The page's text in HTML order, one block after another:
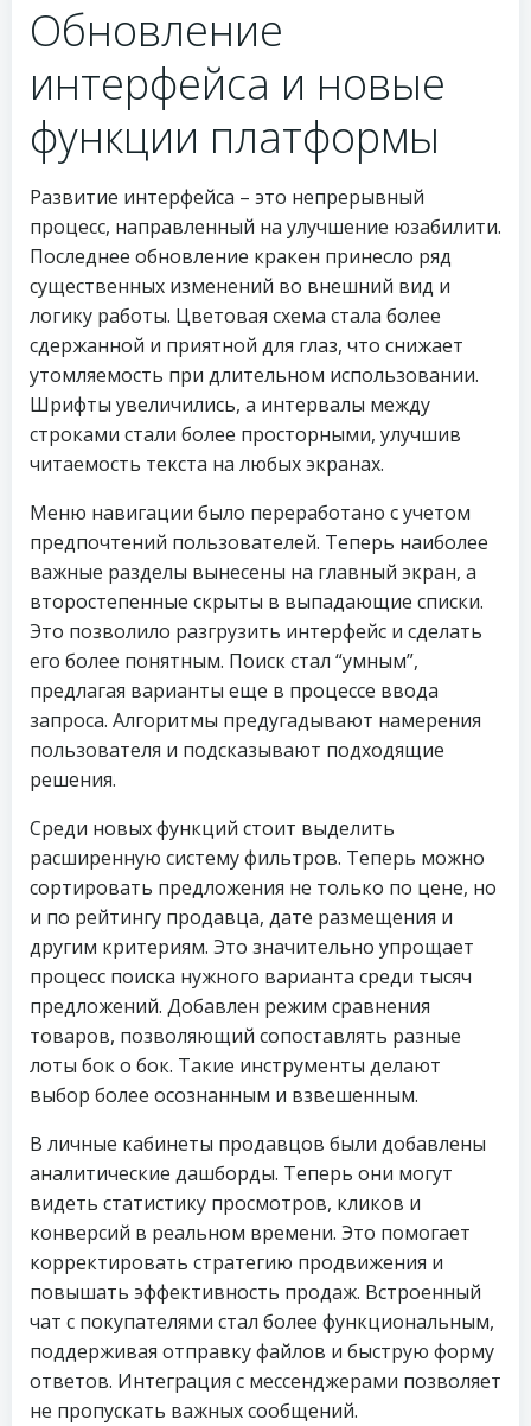
Обновление
интерфейса и новые
функции платформы
Развитие интерфейса – это непрерывный
процесс, направленный на улучшение юзабилити.
Последнее обновление кракен принесло ряд
существенных изменений во внешний вид и
логику работы. Цветовая схема стала более
сдержанной и приятной для глаз, что снижает
утомляемость при длительном использовании.
Шрифты увеличились, а интервалы между
строками стали более просторными, улучшив
читаемость текста на любых экранах.
Меню навигации было переработано с учетом
предпочтений пользователей. Теперь наиболее
важные разделы вынесены на главный экран, а
второстепенные скрыты в выпадающие списки.
Это позволило разгрузить интерфейс и сделать
его более понятным. Поиск стал “умным”,
предлагая варианты еще в процессе ввода
запроса. Алгоритмы предугадывают намерения
пользователя и подсказывают подходящие
решения.
Среди новых функций стоит выделить
расширенную систему фильтров. Теперь можно
сортировать предложения не только по цене, но
и по рейтингу продавца, дате размещения и
другим критериям. Это значительно упрощает
процесс поиска нужного варианта среди тысяч
предложений. Добавлен режим сравнения
товаров, позволяющий сопоставлять разные
лоты бок о бок. Такие инструменты делают
выбор более осознанным и взвешенным.
В личные кабинеты продавцов были добавлены
аналитические дашборды. Теперь они могут
видеть статистику просмотров, кликов и
конверсий в реальном времени. Это помогает
корректировать стратегию продвижения и
повышать эффективность продаж. Встроенный
чат с покупателями стал более функциональным,
поддерживая отправку файлов и быструю форму
ответов. Интеграция с мессенджерами позволяет
не пропускать важных сообщений.